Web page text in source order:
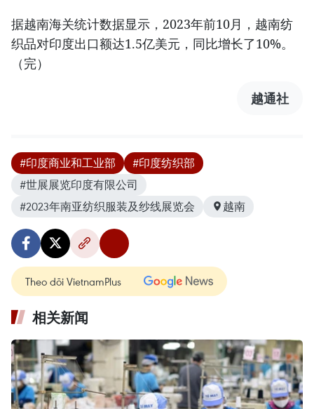
据越南海关统计数据显示，2023年前10月，越南纺
织品对印度出口额达1.5亿美元，同比增长了10%。
（完）
越通社
#印度商业和工业部
#印度纺织部
#世展展览印度有限公司
#2023年南亚纺织服装及纱线展览会
越南
Theo dõi VietnamPlus
相关新闻